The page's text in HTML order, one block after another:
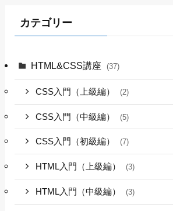
カテゴリー
HTML&CSS講座 (37)
CSS入門（上級編） (2)
CSS入門（中級編） (5)
CSS入門（初級編） (7)
HTML入門（上級編） (3)
HTML入門（中級編） (3)